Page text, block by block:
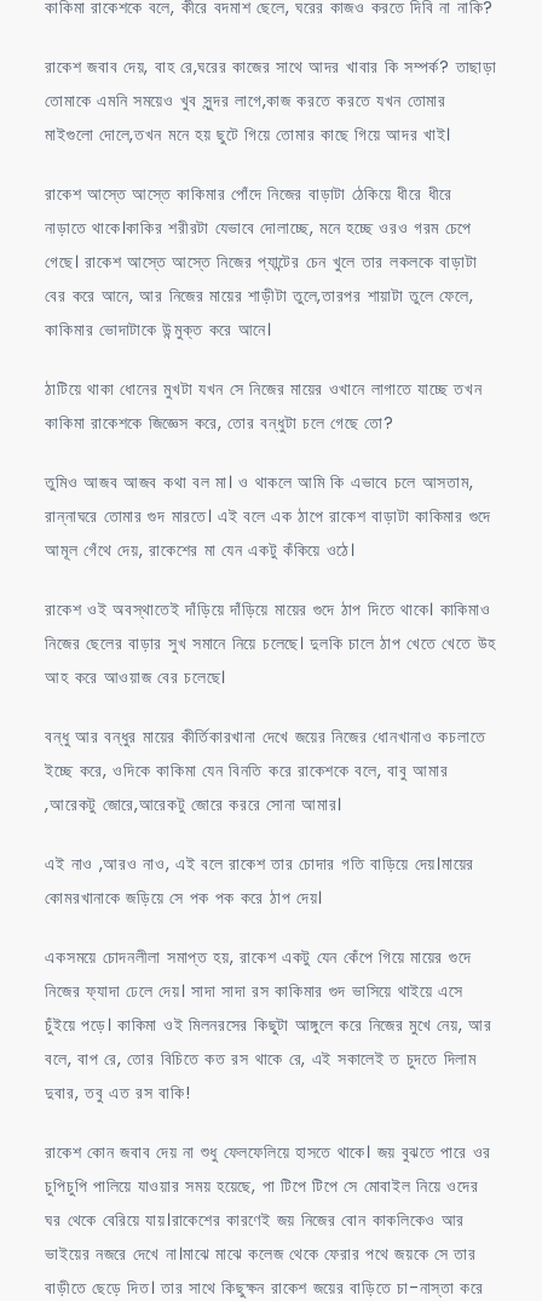
কাকিমা রাকেশকে বলে, কীরে বদমাশ ছেলে, ঘরের কাজও করতে দিবি না নাকি?
রাকেশ জবাব দেয়, বাহ রে,ঘরের কাজের সাথে আদর খাবার কি সম্পর্ক? তাছাড়া
তোমাকে এমনি সময়েও খুব সুন্দর লাগে,কাজ করতে করতে যখন তোমার
মাইগুলো দোলে,তখন মনে হয় ছুটে গিয়ে তোমার কাছে গিয়ে আদর খাই।
রাকেশ আস্তে আস্তে কাকিমার পোঁদে নিজের বাড়াটা ঠেকিয়ে ধীরে ধীরে
নাড়াতে থাকে।কাকির শরীরটা যেভাবে দোলাচ্ছে, মনে হচ্ছে ওরও গরম চেপে
গেছে। রাকেশ আস্তে আস্তে নিজের প্যান্টের চেন খুলে তার লকলকে বাড়াটা
বের করে আনে, আর নিজের মায়ের শাড়ীটা তুলে,তারপর শায়াটা তুলে ফেলে,
কাকিমার ভোদাটাকে উন্মুক্ত করে আনে।
ঠাটিয়ে থাকা ধোনের মুখটা যখন সে নিজের মায়ের ওখানে লাগাতে যাচ্ছে তখন
কাকিমা রাকেশকে জিজ্ঞেস করে, তোর বন্ধুটা চলে গেছে তো?
তুমিও আজব আজব কথা বল মা। ও থাকলে আমি কি এভাবে চলে আসতাম,
রান্নাঘরে তোমার গুদ মারতে। এই বলে এক ঠাপে রাকেশ বাড়াটা কাকিমার গুদে
আমূল গেঁথে দেয়, রাকেশের মা যেন একটু কঁকিয়ে ওঠে।
রাকেশ ওই অবস্থাতেই দাঁড়িয়ে দাঁড়িয়ে মায়ের গুদে ঠাপ দিতে থাকে। কাকিমাও
নিজের ছেলের বাড়ার সুখ সমানে নিয়ে চলেছে। দুলকি চালে ঠাপ খেতে খেতে উহ
আহ করে আওয়াজ বের চলেছে।
বন্ধু আর বন্ধুর মায়ের কীর্তিকারখানা দেখে জয়ের নিজের ধোনখানাও কচলাতে
ইচ্ছে করে, ওদিকে কাকিমা যেন বিনতি করে রাকেশকে বলে, বাবু আমার
,আরেকটু জোরে,আরেকটু জোরে কররে সোনা আমার।
এই নাও ,আরও নাও, এই বলে রাকেশ তার চোদার গতি বাড়িয়ে দেয়।মায়ের
কোমরখানাকে জড়িয়ে সে পক পক করে ঠাপ দেয়।
একসময়ে চোদনলীলা সমাপ্ত হয়, রাকেশ একটু যেন কেঁপে গিয়ে মায়ের গুদে
নিজের ফ্যাদা ঢেলে দেয়। সাদা সাদা রস কাকিমার গুদ ভাসিয়ে থাইয়ে এসে
চুঁইয়ে পড়ে। কাকিমা ওই মিলনরসের কিছুটা আঙ্গুলে করে নিজের মুখে নেয়, আর
বলে, বাপ রে, তোর বিচিতে কত রস থাকে রে, এই সকালেই ত চুদতে দিলাম
দুবার, তবু এত রস বাকি!
রাকেশ কোন জবাব দেয় না শুধু ফেলফেলিয়ে হাসতে থাকে। জয় বুঝতে পারে ওর
চুপিচুপি পালিয়ে যাওয়ার সময় হয়েছে, পা টিপে টিপে সে মোবাইল নিয়ে ওদের
ঘর থেকে বেরিয়ে যায়।রাকেশের কারণেই জয় নিজের বোন কাকলিকেও আর
ভাইয়ের নজরে দেখে না।মাঝে মাঝে কলেজ থেকে ফেরার পথে জয়কে সে তার
বাড়ীতে ছেড়ে দিত। তার সাথে কিছুক্ষন রাকেশ জয়ের বাড়িতে চা-নাস্তা করে